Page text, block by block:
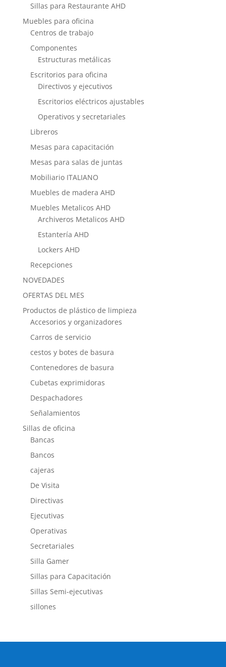
Sillas para Restaurante AHD
Muebles para oficina
Centros de trabajo
Componentes
Estructuras metálicas
Escritorios para oficina
Directivos y ejecutivos
Escritorios eléctricos ajustables
Operativos y secretariales
Libreros
Mesas para capacitación
Mesas para salas de juntas
Mobiliario ITALIANO
Muebles de madera AHD
Muebles Metalicos AHD
Archiveros Metalicos AHD
Estantería AHD
Lockers AHD
Recepciones
NOVEDADES
OFERTAS DEL MES
Productos de plástico de limpieza
Accesorios y organizadores
Carros de servicio
cestos y botes de basura
Contenedores de basura
Cubetas exprimidoras
Despachadores
Señalamientos
Sillas de oficina
Bancas
Bancos
cajeras
De Visita
Directivas
Ejecutivas
Operativas
Secretariales
Silla Gamer
Sillas para Capacitación
Sillas Semi-ejecutivas
sillones